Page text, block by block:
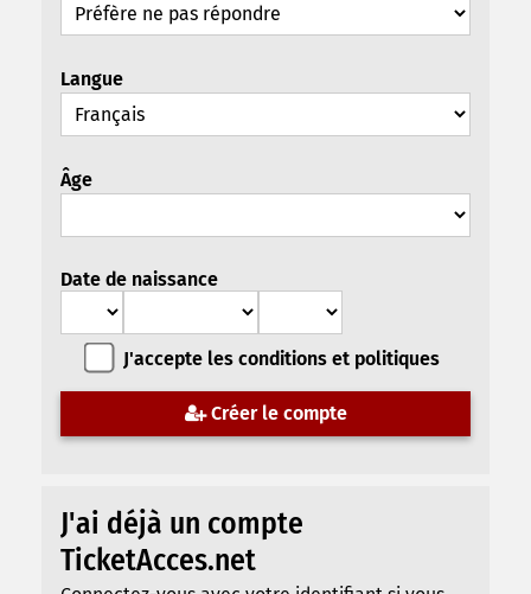
Langue
Âge
Date de naissance
J'accepte les conditions et politiques
Créer le compte
J'ai déjà un compte
TicketAcces.net